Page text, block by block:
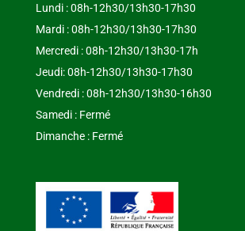
Lundi : 08h-12h30/13h30-17h30
Mardi : 08h-12h30/13h30-17h30
Mercredi : 08h-12h30/13h30-17h
Jeudi: 08h-12h30/13h30-17h30
Vendredi : 08h-12h30/13h30-16h30
Samedi : Fermé
Dimanche : Fermé